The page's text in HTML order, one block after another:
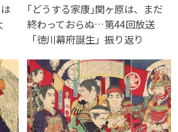
｢どうする家康｣関ヶ原は、まだ
終わっておらぬ…第44回放送
「徳川幕府誕生」振り返り